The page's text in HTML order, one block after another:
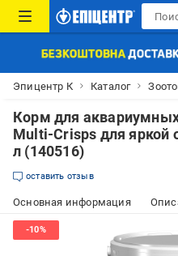
Эпицентр К Каталог
Корм для
Multi-Crisps для яркой
л (140516)
оставить отзыв
Основная информация